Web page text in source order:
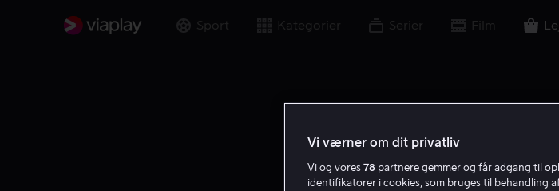
Sport Kategorier Serier Film
Vi værner om dit privatliv
Vi og vores 78 partnere gemmer og får adgang til
identifikatorer i cookies, som bruges til behandling